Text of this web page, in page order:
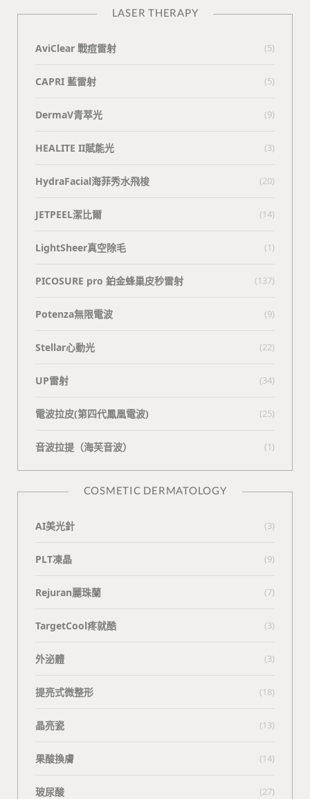
LASER THERAPY
AviClear 戰痘雷射 (5)
CAPRI 藍雷射 (5)
DermaV青萃光 (9)
HEALITE II賦能光 (3)
HydraFacial海菲秀水飛梭 (20)
JETPEEL潔比爾 (14)
LightSheer真空除毛 (1)
PICOSURE pro 鉑金蜂巢皮秒雷射 (137)
Potenza無限電波 (9)
Stellar心動光 (22)
UP雷射 (34)
電波拉皮(第四代鳳凰電波) (25)
⾳波拉提（海芙⾳波） (1)
COSMETIC DERMATOLOGY
AI美光針 (3)
PLT凍晶 (9)
Rejuran麗珠蘭 (7)
TargetCool疼就酷 (3)
外泌體 (3)
提亮式微整形 (18)
晶亮瓷 (13)
果酸換膚 (14)
玻尿酸 (27)